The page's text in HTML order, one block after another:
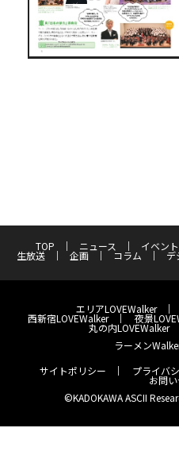
TOP ニュース イベント
生放送 企画 コラム デ
エリアLOVEWalker
西新宿LOVEWalker 夜景
丸の内LOVEWalker
ラーメン
サイトポリシー
プライバ
お問
©KADOKAWA ASCII